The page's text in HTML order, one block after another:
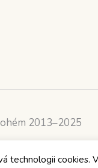
2013–2025
cookies.